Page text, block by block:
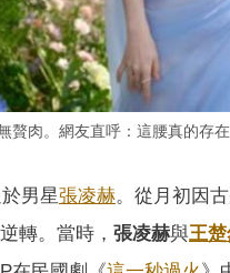
贅肉。網友直呼：這腰真的存
男星張凌赫。從月初因
轉。當時， 張凌赫與王